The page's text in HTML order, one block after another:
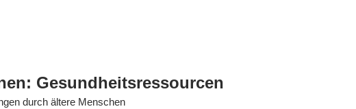
Gesundheitsressourcen
durch ältere Menschen